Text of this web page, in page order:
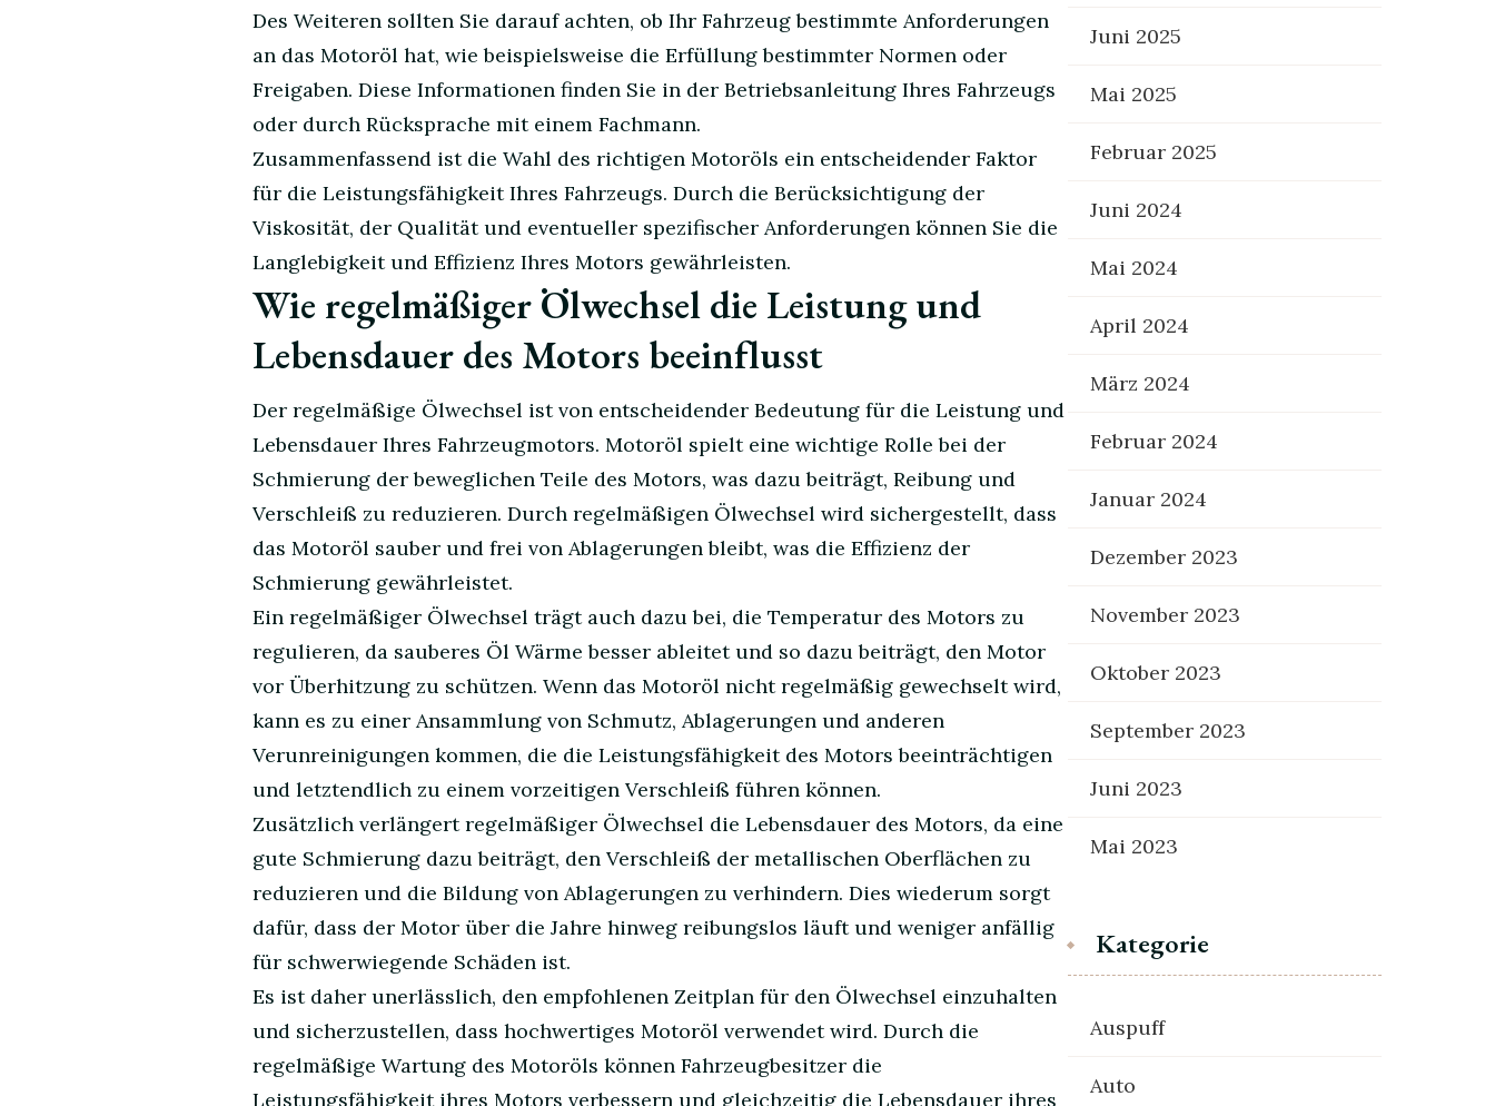
Des Weiteren sollten Sie darauf achten, ob Ihr Fahrzeug bestimmte Anforderungen
an das Motoröl hat, wie beispielsweise die Erfüllung bestimmter Normen oder
Freigaben. Diese Informationen finden Sie in der Betriebsanleitung Ihres Fahrzeugs
oder durch Rücksprache mit einem Fachmann.
Zusammenfassend ist die Wahl des richtigen Motoröls ein entscheidender Faktor
für die Leistungsfähigkeit Ihres Fahrzeugs. Durch die Berücksichtigung der
Viskosität, der Qualität und eventueller spezifischer Anforderungen können Sie die
Langlebigkeit und Effizienz Ihres Motors gewährleisten.
Wie regelmäßiger Ölwechsel die Leistung und
Lebensdauer des Motors beeinflusst
Der regelmäßige Ölwechsel ist von entscheidender Bedeutung für die Leistung und
Lebensdauer Ihres Fahrzeugmotors. Motoröl spielt eine wichtige Rolle bei der
Schmierung der beweglichen Teile des Motors, was dazu beiträgt, Reibung und
Verschleiß zu reduzieren. Durch regelmäßigen Ölwechsel wird sichergestellt, dass
das Motoröl sauber und frei von Ablagerungen bleibt, was die Effizienz der
Schmierung gewährleistet.
Ein regelmäßiger Ölwechsel trägt auch dazu bei, die Temperatur des Motors zu
regulieren, da sauberes Öl Wärme besser ableitet und so dazu beiträgt, den Motor
vor Überhitzung zu schützen. Wenn das Motoröl nicht regelmäßig gewechselt wird,
kann es zu einer Ansammlung von Schmutz, Ablagerungen und anderen
Verunreinigungen kommen, die die Leistungsfähigkeit des Motors beeinträchtigen
und letztendlich zu einem vorzeitigen Verschleiß führen können.
Zusätzlich verlängert regelmäßiger Ölwechsel die Lebensdauer des Motors, da eine
gute Schmierung dazu beiträgt, den Verschleiß der metallischen Oberflächen zu
reduzieren und die Bildung von Ablagerungen zu verhindern. Dies wiederum sorgt
dafür, dass der Motor über die Jahre hinweg reibungslos läuft und weniger anfällig
für schwerwiegende Schäden ist.
Es ist daher unerlässlich, den empfohlenen Zeitplan für den Ölwechsel einzuhalten
und sicherzustellen, dass hochwertiges Motoröl verwendet wird. Durch die
regelmäßige Wartung des Motoröls können Fahrzeugbesitzer die
Leistungsfähigkeit ihres Motors verbessern und gleichzeitig die Lebensdauer ihres
Juni 2025
Mai 2025
Februar 2025
Juni 2024
Mai 2024
April 2024
März 2024
Februar 2024
Januar 2024
Dezember 2023
November 2023
Oktober 2023
September 2023
Juni 2023
Mai 2023
Kategorie
Auspuff
Auto